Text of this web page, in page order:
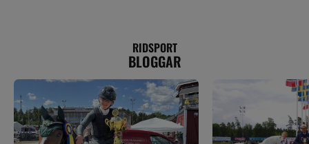
RIDSPORT
BLOGGAR